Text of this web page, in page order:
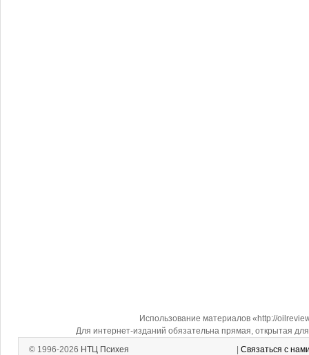
Использование материалов «http://
Для интернет-изданий обязательна прямая, открытая
© 1996-2026 НТЦ Психея Связаться с